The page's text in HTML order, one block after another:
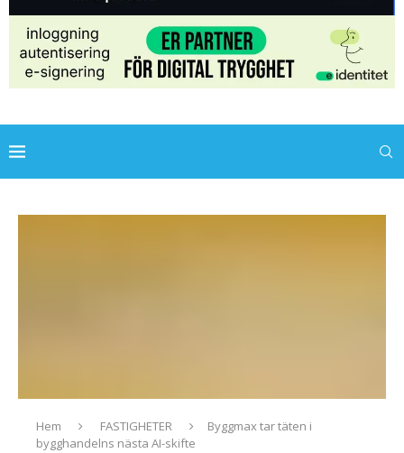
Hem FASTIGHETER
Byggmax tar täten i
bygghandelns nästa AI-skifte